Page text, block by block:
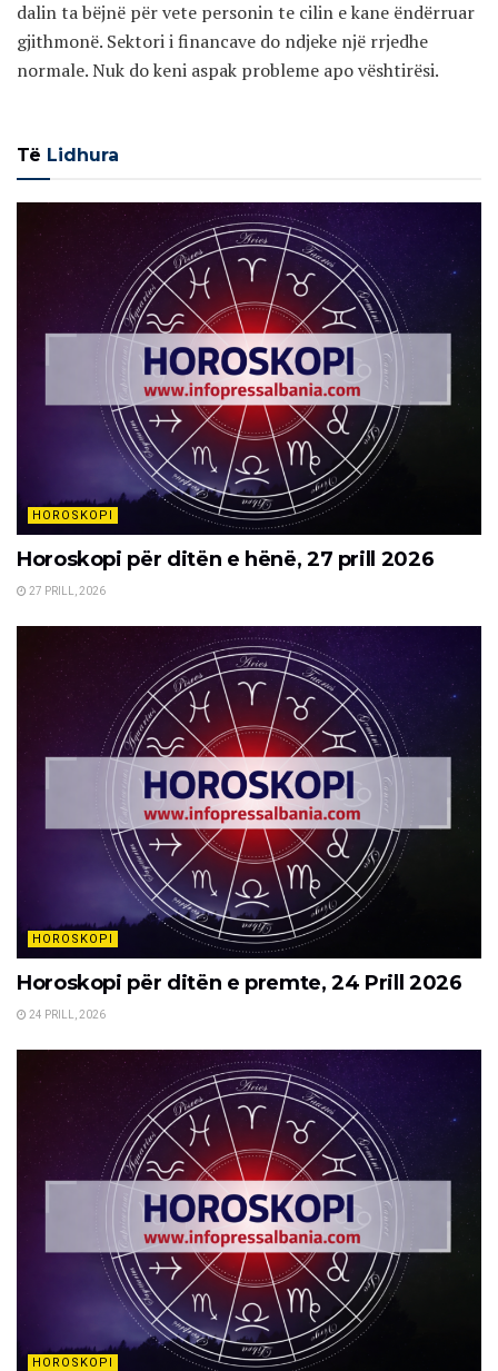
dalin ta bëjnë për vete personin te cilin e kane ëndërruar
gjithmonë. Sektori i financave do ndjeke një rrjedhe
normale. Nuk do keni aspak probleme apo vështirësi.
Të Lidhura
HOROSKOPI
Horoskopi për ditën e hënë, 27 prill 2026
27 PRILL, 2026
HOROSKOPI
Horoskopi për ditën e premte, 24 Prill 2026
24 PRILL, 2026
HOROSKOPI